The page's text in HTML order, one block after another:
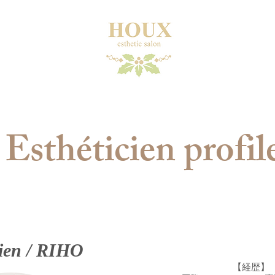
Esthéticien​
/ RIHO
【経歴】